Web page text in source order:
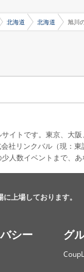
北海道 北海道 旭川
イトです。東京、大
リンクバル（現：
数イベントまで、
上場しております。
シー グ